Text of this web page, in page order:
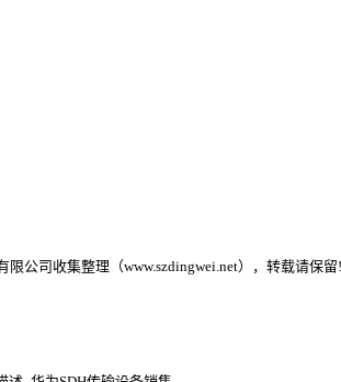
公司收集整理（www.szdingwei.net），转载请保留!